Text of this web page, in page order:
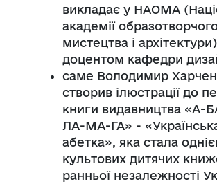
викладає у НАОМА
академії
мистецтва і
доцентом кафедри
саме Володимир
створив ілюстрації до
книги видавництва «А-
ЛА-МА-ГА» -
абетка», яка стала
культових дитячих
ранньої незалежності